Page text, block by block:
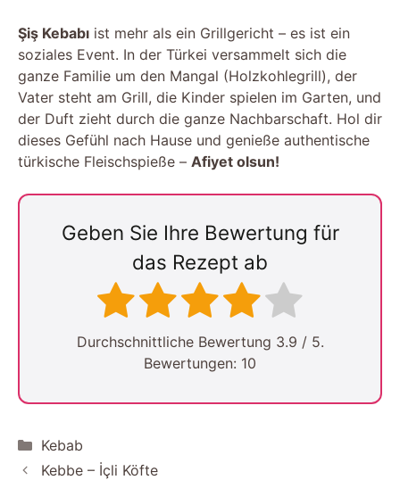
Şiş Kebabı ist mehr als ein Grillgericht – es ist ein
soziales Event. In der Türkei versammelt sich die
ganze Familie um den Mangal (Holzkohlegrill), der
Vater steht am Grill, die Kinder spielen im Garten, und
der Duft zieht durch die ganze Nachbarschaft. Hol dir
dieses Gefühl nach Hause und genieße authentische
türkische Fleischspieße – Afiyet olsun!
Geben Sie Ihre Bewertung für
das Rezept ab
Durchschnittliche Bewertung 3.9 / 5.
Bewertungen: 10
Kategorien
Kebab
Kebbe – İçli Köfte